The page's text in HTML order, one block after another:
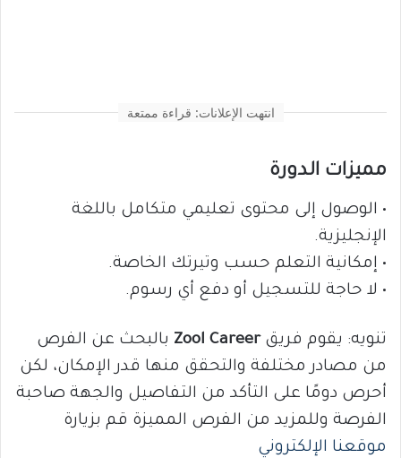
انتهت الإعلانات: قراءة ممتعة
مميزات الدورة
• الوصول إلى محتوى تعليمي متكامل باللغة
الإنجليزية.
• إمكانية التعلم حسب وتيرتك الخاصة.
• لا حاجة للتسجيل أو دفع أي رسوم.
تنويه: يقوم فريقZool Career بالبحث عن الفرص
من مصادر مختلفة والتحقق منها قدر الإمكان، لكن
أحرص دومًا على التأكد من التفاصيل والجهة صاحبة
الفرصة وللمزيد من الفرص المميزة قم بزيارة
موقعنا الإلكتروني